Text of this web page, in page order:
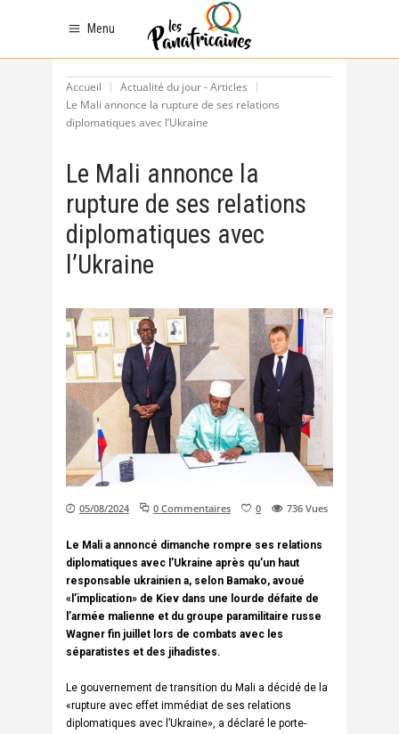
Menu
Accueil
Actualité du jour - Articles
Le Mali annonce la rupture de ses relations
diplomatiques avec l’Ukraine
Le Mali annonce la
rupture de ses relations
diplomatiques avec
l’Ukraine
05/08/2024 0 Commentaires 0 736 Vues
Le Mali a annoncé dimanche rompre ses relations
diplomatiques avec l’Ukraine après qu’un haut
responsable ukrainien a, selon Bamako, avoué
«l’implication» de Kiev dans une lourde défaite de
l’armée malienne et du groupe paramilitaire russe
Wagner fin juillet lors de combats avec les
séparatistes et des jihadistes.
Le gouvernement de transition du Mali a décidé de la
«rupture avec effet immédiat de ses relations
diplomatiques avec l’Ukraine», a déclaré le porte-